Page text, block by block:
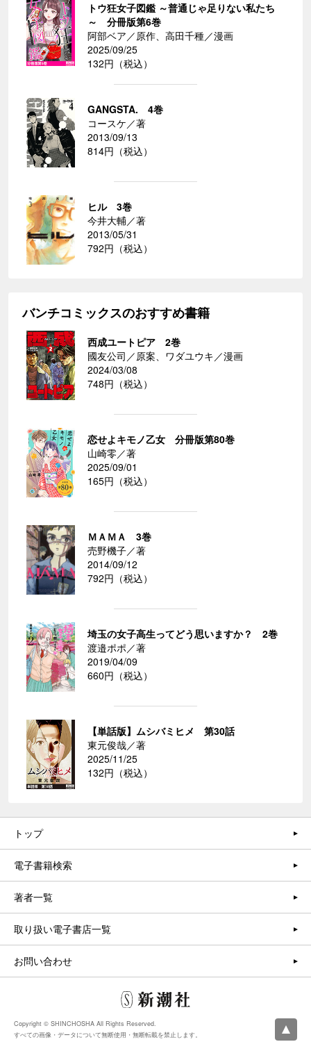
トウ狂女子図鑑 ～普通じゃ足りない私たち
～ 分冊版第6巻
阿部ベア／原作、高田千種／漫画
2025/09/25
132円（税込）
GANGSTA. 4巻
コースケ／著
2013/09/13
814円（税込）
ヒル 3巻
今井大輔／著
2013/05/31
792円（税込）
バンチコミックスのおすすめ書籍
西成ユートピア 2巻
國友公司／原案、ワダユウキ／漫画
2024/03/08
748円（税込）
恋せよキモノ乙女 分冊版第80巻
山崎零／著
2025/09/01
165円（税込）
ＭＡＭＡ 3巻
売野機子／著
2014/09/12
792円（税込）
埼玉の女子高生ってどう思いますか？ 2巻
渡邉ポポ／著
2019/04/09
660円（税込）
【単話版】ムシバミヒメ 第30話
東元俊哉／著
2025/11/25
132円（税込）
トップ
電子書籍検索
著者一覧
取り扱い電子書店一覧
お問い合わせ
Copyright © SHINCHOSHA All Rights Reserved.
すべての画像・データについて無断使用・無断転載を禁止します。